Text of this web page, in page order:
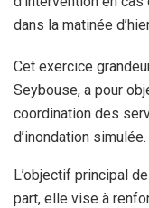
dans la matinée
Cet exercice
Seybouse, a pour
coordination des
d’inondation simulée.
L’objectif principal
part, elle vise à